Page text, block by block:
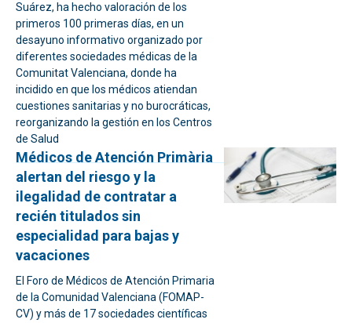
Suárez, ha hecho valoración de los
primeros 100 primeras días, en un
desayuno informativo organizado por
diferentes sociedades médicas de la
Comunitat Valenciana, donde ha
incidido en que los médicos atiendan
cuestiones sanitarias y no burocráticas,
reorganizando la gestión en los Centros
de Salud
Médicos de Atención Primària
alertan del riesgo y la
ilegalidad de contratar a
recién titulados sin
especialidad para bajas y
vacaciones
El Foro de Médicos de Atención Primaria
de la Comunidad Valenciana (FOMAP-
CV) y más de 17 sociedades científicas